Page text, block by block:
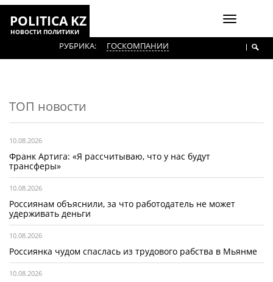
Включить
POLITICA KZ
НОВОСТИ ПОЛИТИКИ
РУБРИКА: ГОСКОМПАНИИ
ТОП новости
10.08.2026
Франк Артига: «Я рассчитываю, что у нас будут
трансферы»
10.08.2026
Россиянам объяснили, за что работодатель не может
удерживать деньги
10.08.2026
Россиянка чудом спаслась из трудового рабства в Мьянме
10.08.2026